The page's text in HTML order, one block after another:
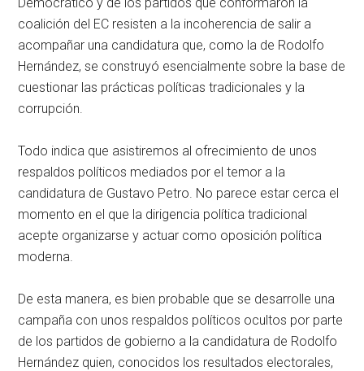
coalición del EC resisten a la incoherencia de salir a
acompañar una candidatura que, como la de Rodolfo
Hernández, se construyó esencialmente sobre la base de
cuestionar las prácticas políticas tradicionales y la
corrupción.
Todo indica que asistiremos al ofrecimiento de unos
respaldos políticos mediados por el temor a la
candidatura de Gustavo Petro. No parece estar cerca el
momento en el que la dirigencia política tradicional
acepte organizarse y actuar como oposición política
moderna.
De esta manera, es bien probable que se desarrolle una
campaña con unos respaldos políticos ocultos por parte
de los partidos de gobierno a la candidatura de Rodolfo
Hernández quien, conocidos los resultados electorales,